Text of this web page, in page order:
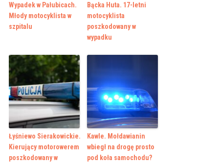
Wypadek w Pałubicach.
Młody motocyklista w
szpitalu
Bącka Huta. 17-letni
motocyklista
poszkodowany w
wypadku
Łyśniewo Sierakowickie.
Kierujący motorowerem
poszkodowany w
Kawle. Mołdawianin
wbiegł na drogę prosto
pod koła samochodu?